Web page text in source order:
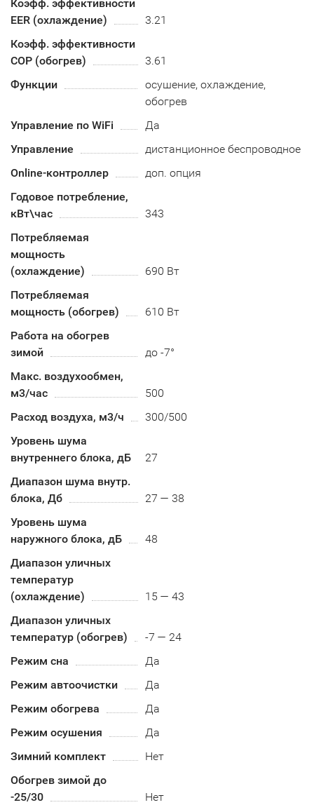
Коэфф. эффективности
EER (охлаждение)
3.21
Коэфф. эффективности
COP (обогрев)
3.61
Функции
осушение, охлаждение,
обогрев
Управление по WiFi
Да
Управление
дистанционное беспроводное
Online-контроллер
доп. опция
Годовое потребление,
кВт\час
343
Потребляемая
мощность
(охлаждение)
690 Вт
Потребляемая
мощность (обогрев)
610 Вт
Работа на обогрев
зимой
до -7°
Макс. воздухообмен,
м3/час
500
Расход воздуха, м3/ч
300/500
Уровень шума
внутреннего блока, дБ
27
Диапазон шума внутр.
блока, Дб
27 — 38
Уровень шума
наружного блока, дБ
48
Диапазон уличных
температур
(охлаждение)
15 — 43
Диапазон уличных
температур (обогрев)
-7 — 24
Режим сна
Да
Режим автоочистки
Да
Режим обогрева
Да
Режим осушения
Да
Зимний комплект
Нет
Обогрев зимой до
-25/30
Нет